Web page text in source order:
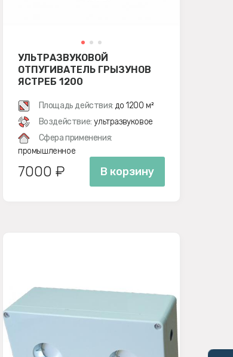
УЛЬТРАЗВУКОВОЙ
ОТПУГИВАТЕЛЬ ГРЫЗУНОВ
ЯСТРЕБ 1200
Площадь действия: до 1200 м²
Воздействие: ультразвуковое
Сфера применения:
промышленное
7000 ₽ В корзину